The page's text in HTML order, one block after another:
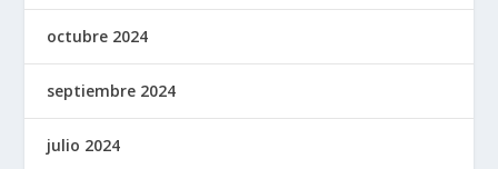
octubre 2024
septiembre 2024
julio 2024